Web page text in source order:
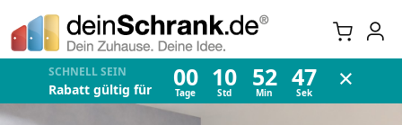
SCHNELL SEIN
Rabatt gültig für 00
Tage
10
Std
52
Min
47
Sek ×